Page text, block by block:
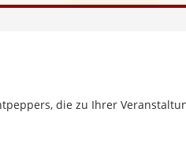
die zu Ihrer